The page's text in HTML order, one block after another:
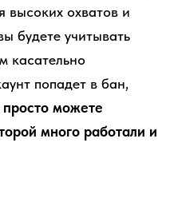
высоких охватов и
будете учитывать
касательно
попадет в бан,
можете
много работали и